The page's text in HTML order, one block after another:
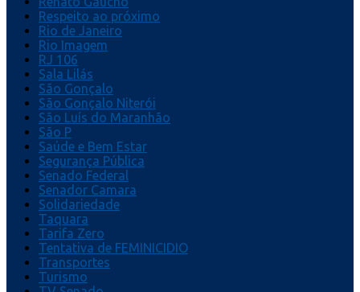
Respeito ao próximo
Rio de Janeiro
Rio Imagem
RJ 106
Sala Lilás
São Gonçalo
São Gonçalo Niterói
São Luís do Maranhão
São P
Saúde e Bem Estar
Segurança Pública
Senado Federal
Senador Camara
Solidariedade
Taquara
Tarifa Zero
Tentativa de FEMINICIDIO
Transportes
Turismo